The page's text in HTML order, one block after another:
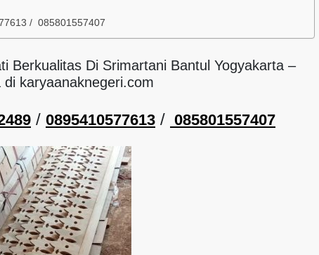
/ 085801557407
Berkualitas Di Srimartani Bantul Yogyakarta –
di karyaanaknegeri.com
/ 0895410577613 / 085801557407